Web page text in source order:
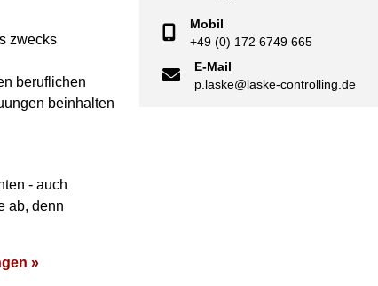
zwecks
beruflichen
beinhalten
- auch
ab, denn
»
Mobil
+49 (0) 172 6749 665
E-Mail
p.laske@laske-controlling.de